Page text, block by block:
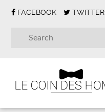
FACEBOOK TWITTER